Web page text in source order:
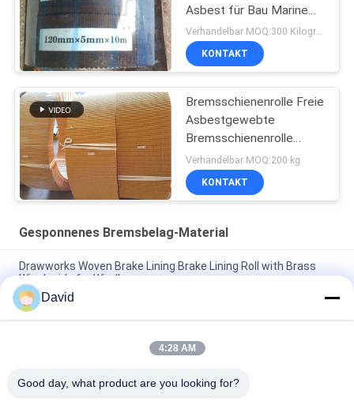
Asbest für Bau Marine
Machinery
Verhandelbar MOQ:300 Kilogramm
KONTAKT
Bremsschienenrolle Freie
Asbestgewebte
Bremsschienenrolle
Bremsschienenrolle
Verhandelbar MOQ:200 kg
KONTAKT
Gesponnenes Bremsbelag-Material
Drawworks Woven Brake Lining Brake Lining Roll with Brass
Wire Inside for Windlass
Zusammengestelltes nicht aus Asbest gewebtes
Bremsbelag für die Verankerung von Winch Windglas
Bauernhofstraktor Gewebte Bremsbeläge Material OEM
David
4:28 AM
Good day, what product are you looking for?